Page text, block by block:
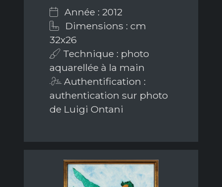
Année : 2012
Dimensions : cm
32x26
Technique : photo
aquarellée à la main
Authentification :
authentication sur photo
de Luigi Ontani